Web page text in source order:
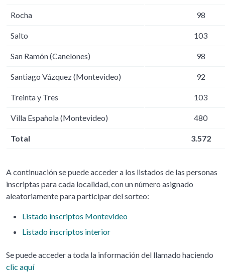
Rocha 98
Salto 103
San Ramón (Canelones) 98
Santiago Vázquez (Montevideo) 92
Treinta y Tres 103
Villa Española (Montevideo) 480
Total 3.572
A continuación se puede acceder a los listados de las personas
inscriptas para cada localidad, con un número asignado
aleatoriamente para participar del sorteo:
Listado inscriptos Montevideo
Listado inscriptos interior
Se puede acceder a toda la información del llamado haciendo
clic aquí